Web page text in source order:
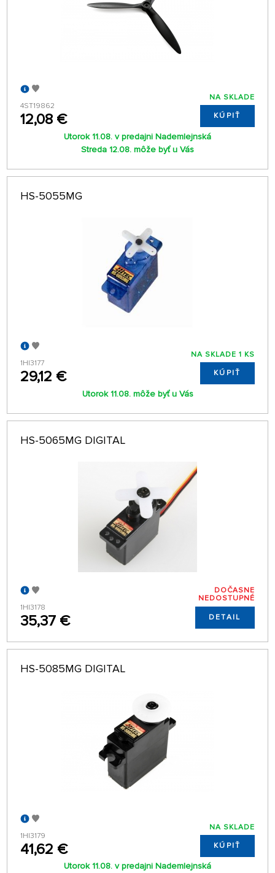
4ST19862
12,08 €
NA SKLADE
KÚPIŤ
Utorok 11.08. v predajni Nademlejnská
Streda 12.08. môže byť u Vás
HS-5055MG
1HI3177
29,12 €
NA SKLADE 1 KS
KÚPIŤ
Utorok 11.08. môže byť u Vás
HS-5065MG DIGITAL
1HI3178
35,37 €
DOČASNE
NEDOSTUPNÉ
DETAIL
HS-5085MG DIGITAL
1HI3179
41,62 €
NA SKLADE
KÚPIŤ
Utorok 11.08. v predajni Nademlejnská